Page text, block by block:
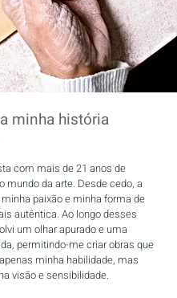
minha história
com mais de 21 anos de
mundo da arte. Desde cedo, a
paixão e minha forma de
autêntica. Ao longo desses
um olhar apurado e uma
permitindo-me criar obras que
minha habilidade, mas
visão e sensibilidade.